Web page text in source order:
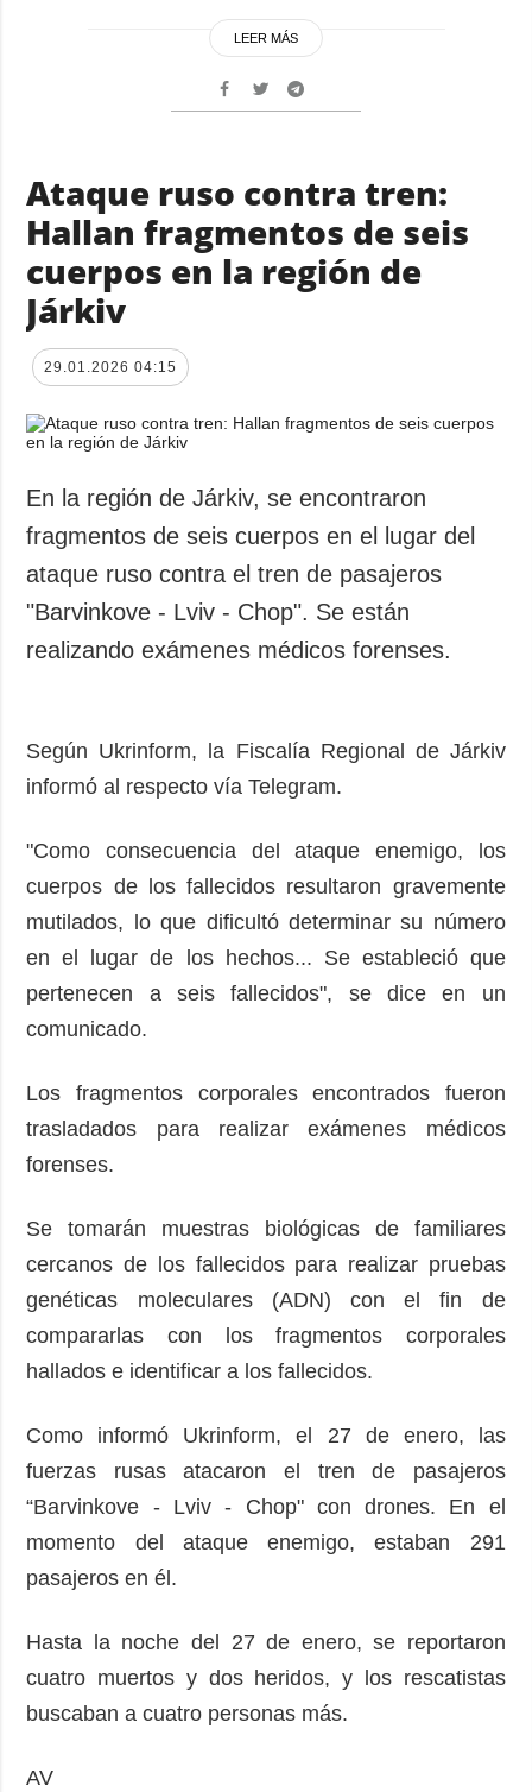
LEER MÁS
Ataque ruso contra tren:
Hallan fragmentos de seis
cuerpos en la región de
Járkiv
29.01.2026 04:15
En la región de Járkiv, se encontraron
fragmentos de seis cuerpos en el lugar del
ataque ruso contra el tren de pasajeros
"Barvinkove - Lviv - Chop". Se están
realizando exámenes médicos forenses.
Según Ukrinform, la Fiscalía Regional de Járkiv
informó al respecto vía Telegram.
"Como consecuencia del ataque enemigo, los
cuerpos de los fallecidos resultaron gravemente
mutilados, lo que dificultó determinar su número
en el lugar de los hechos... Se estableció que
pertenecen a seis fallecidos", se dice en un
comunicado.
Los fragmentos corporales encontrados fueron
trasladados para realizar exámenes médicos
forenses.
Se tomarán muestras biológicas de familiares
cercanos de los fallecidos para realizar pruebas
genéticas moleculares (ADN) con el fin de
compararlas con los fragmentos corporales
hallados e identificar a los fallecidos.
Como informó Ukrinform, el 27 de enero, las
fuerzas rusas atacaron el tren de pasajeros
“Barvinkove - Lviv - Chop" con drones. En el
momento del ataque enemigo, estaban 291
pasajeros en él.
Hasta la noche del 27 de enero, se reportaron
cuatro muertos y dos heridos, y los rescatistas
buscaban a cuatro personas más.
AV